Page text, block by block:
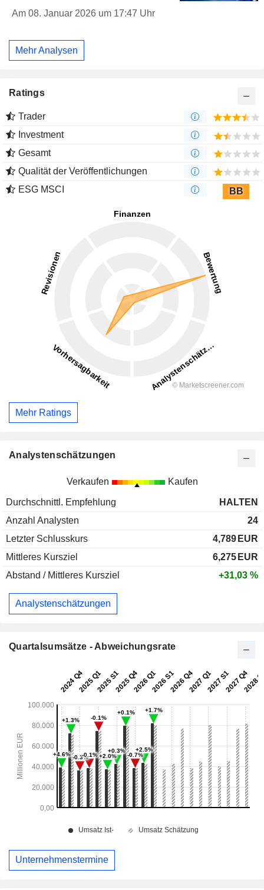
Am 08. Januar 2026 um 17:47 Uhr
Mehr Analysen
Ratings
Trader
Investment
Gesamt
Qualität der Veröffentlichungen
ESG MSCI
BB
Mehr Ratings
Analystenschätzungen
Verkaufen Kaufen
Durchschnittl. Empfehlung
HALTEN
Anzahl Analysten
24
Letzter Schlusskurs
4,789 EUR
Mittleres Kursziel
6,275 EUR
Abstand / Mittleres Kursziel
+31,03 %
Analystenschätzungen
Quartalsumsätze - Abweichungsrate
Unternehmenstermine